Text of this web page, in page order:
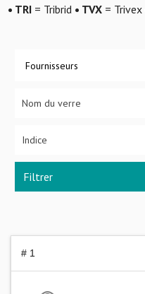
• TRI= Tribrid • TVX= Trivex
Fournisseurs
Filtrer
# 1